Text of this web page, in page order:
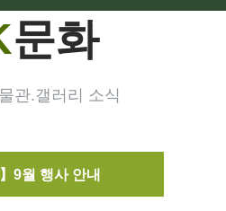
문화
관.갤러리 소식
9월 행사 안내